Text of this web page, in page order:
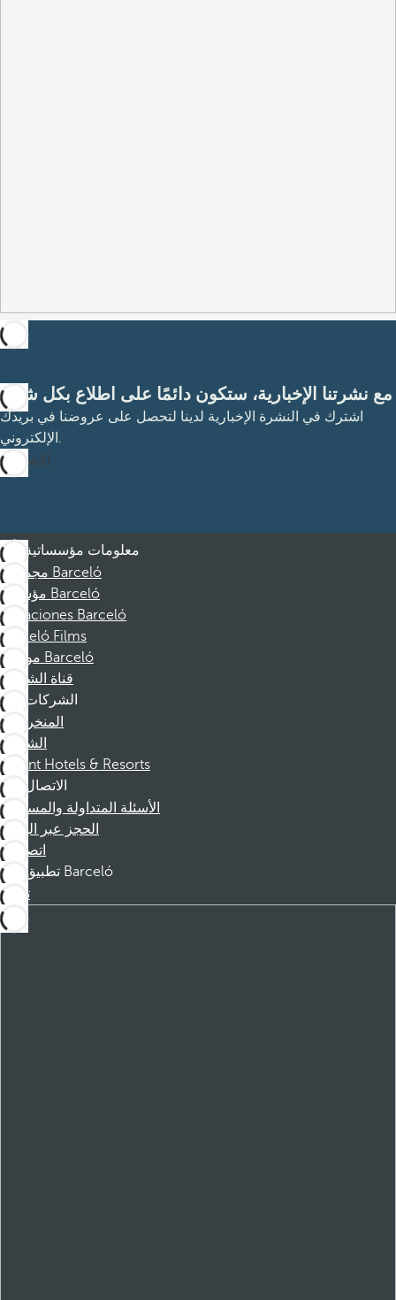
مع نشرتنا الإخبارية، ستكون دائمًا على اطلاع بكل شيء
اشترك في النشرة الإخبارية لدينا لتحصل على عروضنا في بريدك
الإلكتروني.
الاشتراك
معلومات مؤسساتية
مجموعة Barceló
مؤسسة Barceló
Vacaciones Barceló
Barceló Films
موظفو Barceló
قناة الشكوى
الشركات
المنخرطين
الشركاء
Dorint Hotels & Resorts
الاتصال
الأسئلة المتداولة والمساعدة
الحجز عبر الهاتف
اتصل بنا
تطبيق Barceló
تنزيل